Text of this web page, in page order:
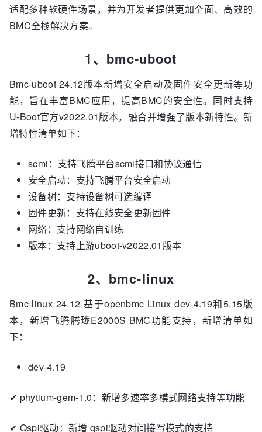
适配多种软硬件场景，并为开发者提供更加全面、高效的
BMC全栈解决方案。
1、bmc-uboot
Bmc-uboot 24.12版本新增安全启动及固件安全更新等功
能，旨在丰富BMC应用，提高BMC的安全性。同时支持
U-Boot官方v2022.01版本，融合并增强了版本新特性。新
增特性清单如下：
scmi：支持飞腾平台scmi接口和协议通信
安全启动：支持飞腾平台安全启动
设备树：支持设备树可选编译
固件更新：支持在线安全更新固件
网络：支持网络自训练
版本：支持上游uboot-v2022.01版本
2、bmc-linux
Bmc-linux 24.12 基于openbmc Linux dev-4.19和5.15版
本，新增飞腾腾珑E2000S BMC功能支持，新增清单如
下：
dev-4.19
✔ phytium-gem-1.0：新增多速率多模式网络支持等功能
✔ Qspi驱动：新增 qspi驱动对间接写模式的支持